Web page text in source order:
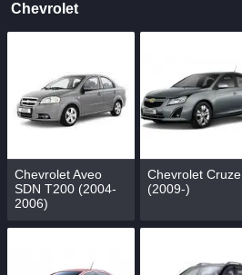
Chevrolet
Chevrolet Aveo
SDN T200 (2004-
2006)
Chevrolet Cruze
(2009-)